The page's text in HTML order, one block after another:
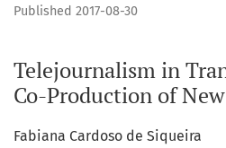
Telejournalism in
Co-Production of
Published 2017-08-30
Fabiana Cardoso de Siqueira